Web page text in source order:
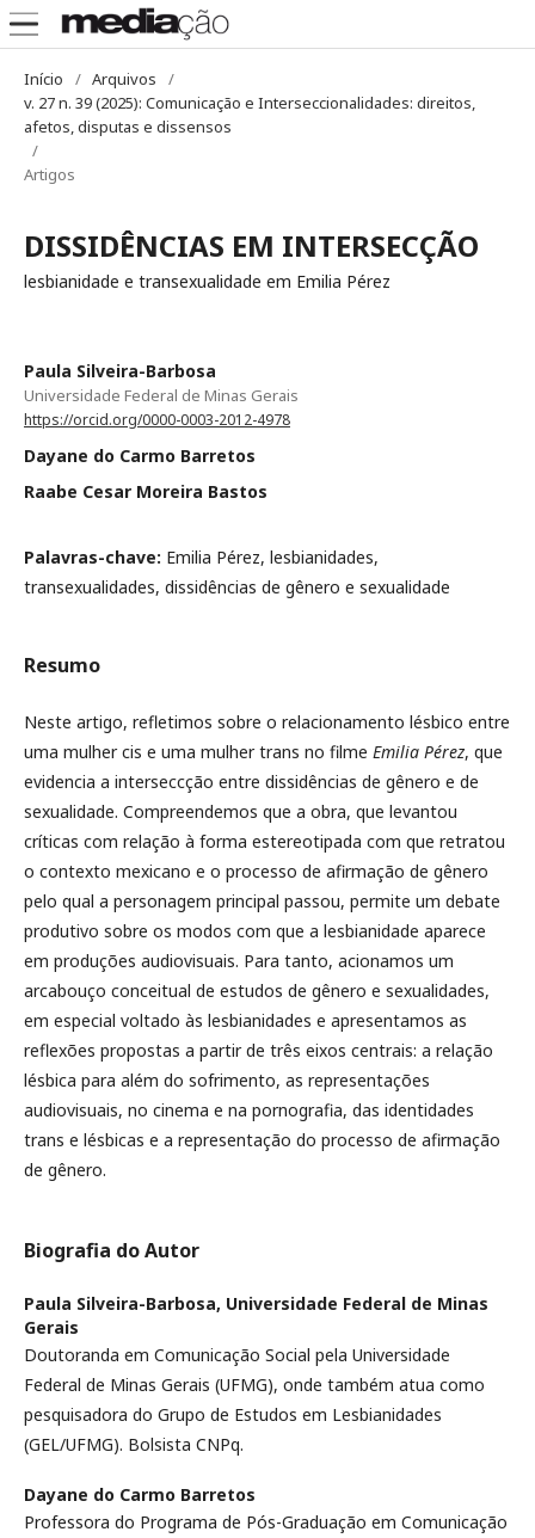
Início / Arquivos
/
v. 27 n. 39 (2025): Comunicação e Interseccionalidades: direitos,
afetos, disputas e dissensos
/
Artigos
DISSIDÊNCIAS EM INTERSECÇÃO
lesbianidade e transexualidade em Emilia Pérez
Paula Silveira-Barbosa
Universidade Federal de Minas Gerais
https://orcid.org/0000-0003-2012-4978
Dayane do Carmo Barretos
Raabe Cesar Moreira Bastos
Palavras-chave: Emilia Pérez, lesbianidades,
transexualidades, dissidências de gênero e sexualidade
Resumo
Neste artigo, refletimos sobre o relacionamento lésbico entre
uma mulher cis e uma mulher trans no filme Emilia Pérez, que
evidencia a interseccção entre dissidências de gênero e de
sexualidade. Compreendemos que a obra, que levantou
críticas com relação à forma estereotipada com que retratou
o contexto mexicano e o processo de afirmação de gênero
pelo qual a personagem principal passou, permite um debate
produtivo sobre os modos com que a lesbianidade aparece
em produções audiovisuais. Para tanto, acionamos um
arcabouço conceitual de estudos de gênero e sexualidades,
em especial voltado às lesbianidades e apresentamos as
reflexões propostas a partir de três eixos centrais: a relação
lésbica para além do sofrimento, as representações
audiovisuais, no cinema e na pornografia, das identidades
trans e lésbicas e a representação do processo de afirmação
de gênero.
Biografia do Autor
Paula Silveira-Barbosa, Universidade Federal de Minas
Gerais
Doutoranda em Comunicação Social pela Universidade
Federal de Minas Gerais (UFMG), onde também atua como
pesquisadora do Grupo de Estudos em Lesbianidades
(GEL/UFMG). Bolsista CNPq.
Dayane do Carmo Barretos
Professora do Programa de Pós-Graduação em Comunicação